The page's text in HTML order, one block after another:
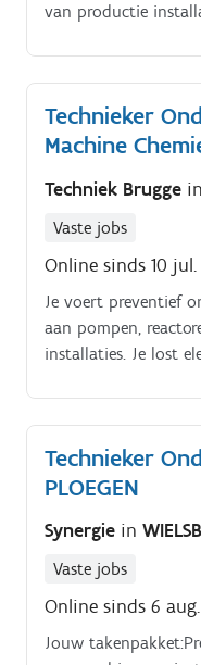
van productie
voornamelijk
elektriciteit als
inspecteren en
rond nieuwe
Technieker
Machine
Techniek Brugge in
Vaste jobs
Online sinds 10
Je voert preventief
aan pompen,
installaties. Je lost
Technieker
PLOEGEN
Synergie in
Vaste jobs
Online sinds 6
Jouw